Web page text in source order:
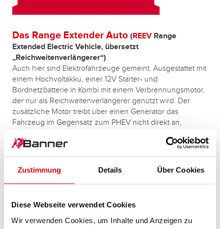
Zustimmung Details Über Cookies
Diese Webseite verwendet Cookies
Wir verwenden Cookies, um Inhalte und Anzeigen zu
Das Range Extender Auto (REEV Range
Extended Electric Vehicle, übersetzt
„Reichweitenverlängerer“)
Auch hier sind Elektrofahrzeuge gemeint. Ausgestattet mit
einem Hochvoltakku, einer 12V Starter- und
Bordnetzbatterie in Kombi mit einem Verbrennungsmotor,
der nur als Reichweitenverlängerer genützt wird. Der
zusätzliche Motor treibt über einen Generator das
Fahrzeug im Gegensatz zum PHEV nicht direkt an,
E-Motor. Erreicht der Ladestatus der Antriebsbatterie seine
definierte Mindestreichweite, wird der Range Extender
aktiviert, um zu vermeiden, dass das Fahrzeug während
der Fahrt aufgrund einer leeren Batterie liegen bleibt. Nun
versorgt der Verbrennungsmotor die Batterie samt E-
Reichweite von ca. 100 km.